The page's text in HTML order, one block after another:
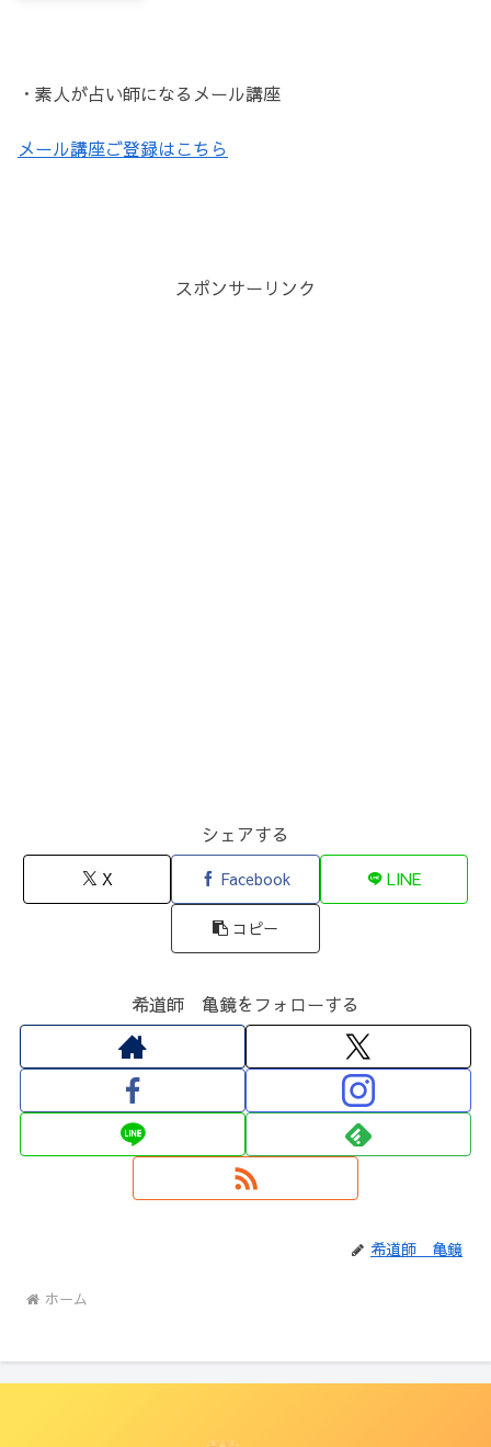
・素人が占い師になるメール講座
メール講座ご登録はこちら
スポンサーリンク
シェアする
X Facebook LINE
コピー
希道師 亀鏡をフォローする
希道師 亀鏡
ホーム